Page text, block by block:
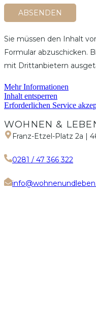
Sie müssen den Inhalt
Formular abzuschicken.
mit Drittanbietern
Mehr Informationen
Inhalt entsperren
Erforderlichen Service
WOHNEN &
Franz-Etzel-Platz 2a |
0281 / 47 366 322